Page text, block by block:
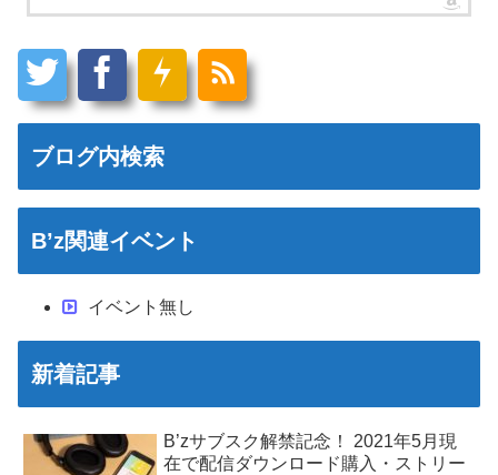
ブログ内検索
B’z関連イベント
イベント無し
新着記事
B’zサブスク解禁記念！ 2021年5月現
在で配信ダウンロード購入・ストリー